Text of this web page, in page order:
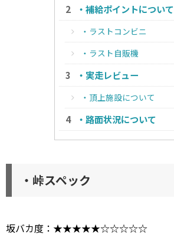
・補給ポイントについて
・ラストコンビニ
・ラスト自販機
・実走レビュー
・頂上施設について
・路面状況について
・峠スペック
坂バカ度：★★★★★☆☆☆☆☆